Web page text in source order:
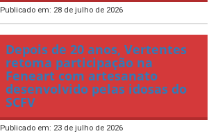
Publicado em: 28 de julho de 2026
Depois de 20 anos, Vertentes
retoma participação na
Feneart com artesanato
desenvolvido pelas idosas do
SCFV
Publicado em: 23 de julho de 2026